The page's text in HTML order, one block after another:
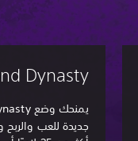
Dynasty
يمنحك وضع Diamond Dynasty‏
جديدة للعب والربح